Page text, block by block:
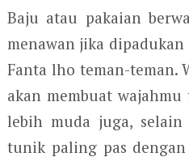
Baju atau pakaian
menawan jika
Fanta lho teman-teman.
akan membuat
lebih muda juga,
tunik paling pas dengan